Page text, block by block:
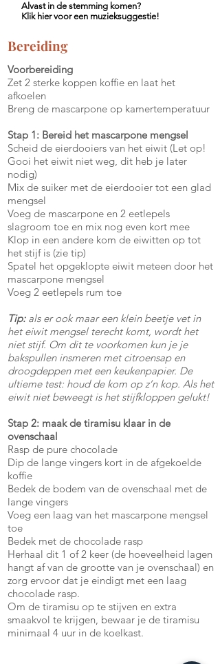
Alvast in de stemming komen?
Klik hier voor een muzieksuggestie!
Bereiding
Voorbereiding
Zet 2 sterke koppen koffie en laat het
afkoelen
Breng de mascarpone op kamertemperatuur
Stap 1: Bereid het mascarpone mengsel
Scheid de eierdooiers van het eiwit (Let op!
Gooi het eiwit niet weg, dit heb je later
nodig)
Mix de suiker met de eierdooier tot een glad
mengsel
Voeg de mascarpone en 2 eetlepels
slagroom toe en mix nog even kort mee
Klop in een andere kom de eiwitten op tot
het stijf is (zie tip)
Spatel het opgeklopte eiwit meteen door het
mascarpone mengsel
Voeg 2 eetlepels rum toe
Tip: als er ook maar een klein beetje vet in
het eiwit mengsel terecht komt, wordt het
niet stijf. Om dit te voorkomen kun je je
bakspullen insmeren met citroensap en
droogdeppen met een keukenpapier. De
ultieme test: houd de kom op z’n kop. Als het
eiwit niet beweegt is het stijfkloppen gelukt!
Stap 2: maak de tiramisu klaar in de
ovenschaal
Rasp de pure chocolade
Dip de lange vingers kort in de afgekoelde
koffie
Bedek de bodem van de ovenschaal met de
lange vingers
Voeg een laag van het mascarpone mengsel
toe
Bedek met de chocolade rasp
Herhaal dit 1 of 2 keer (de hoeveelheid lagen
hangt af van de grootte van je ovenschaal) en
zorg ervoor dat je eindigt met een laag
chocolade rasp.
Om de tiramisu op te stijven en extra
smaakvol te krijgen, bewaar je de tiramisu
minimaal 4 uur in de koelkast.